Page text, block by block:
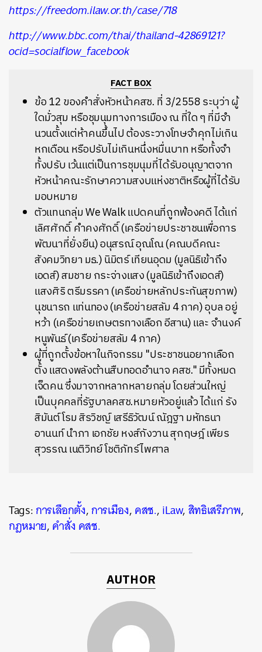
https://freedom.ilaw.or.th/case/718
http://www.bbc.com/thai/thailand-42869121?
ocid=socialflow_facebook
FACT BOX
ข้อ 12 ของคำสั่งหัวหน้าคสช. ที่ 3/2558 ระบุว่า ผู้
ใดมั่วสุม หรือชุมนุมทางการเมือง ณ ที่ใด ๆ ที่มีจํา
นวนตั้งแต่ห้าคนขึ้นไป ต้องระวางโทษจําคุกไม่เกิน
หกเดือน หรือปรับไม่เกินหนึ่งหมื่นบาท หรือทั้งจํา
ทั้งปรับ เว้นแต่เป็นการชุมนุมที่ได้รับอนุญาตจาก
หัวหน้าคณะรักษาความสงบแห่งชาติหรือผู้ที่ได้รับ
มอบหมาย
ตัวแทนกลุ่ม We Walk แปดคนที่ถูกฟ้องคดี ได้แก่
เลิศศักดิ์ คำคงศักดิ์ (เครือข่ายประชาชนเพื่อการ
พัฒนาที่ยั่งยืน) อนุสรณ์ อุณโณ (คณบดีคณะ
สังคมวิทยา มธ.) นิมิตร์ เทียนอุดม (มูลนิธิเข้าถึง
เอดส์) สมชาย กระจ่างแสง (มูลนิธิเข้าถึงเอดส์)
แสงศิริ ตรีมรรคา (เครือข่ายหลักประกันสุขภาพ)
นุชนารถ แท่นทอง (เครือข่ายสลัม 4 ภาค) อุบล อยู่
หว้า (เครือข่ายเกษตรทางเลือก อีสาน) และ จำนงค์
หนูพันธ์ (เครือข่ายสลัม 4 ภาค)
ผู้ที่ถูกตั้งข้อหาในกิจกรรม "ประชาชนอยากเลือก
ตั้ง แสดงพลังต้านสืบทอดอำนาจ คสช." มีทั้งหมด
เจ็ดคน ซึ่งมาจากหลากหลายกลุ่ม โดยส่วนใหญ่
เป็นบุคคลที่รัฐบาลคสช.หมายหัวอยู่แล้ว ได้แก่ รัง
สิมันต์ โรม สิรวิชญ์ เสรีธิวัฒน์ ณัฎฐา มหัทธนา
อานนท์ นำภา เอกชัย หงส์กังวาน สุกฤษฎ์ เพียร
สุวรรณ เนติวิทย์ โชติภัทร์ไพศาล
Tags:การเลือกตั้ง,การเมือง,คสช.,iLaw,สิทธิเสรีภาพ,
กฎหมาย,คำสั่ง คสช.
AUTHOR